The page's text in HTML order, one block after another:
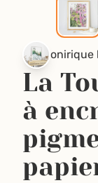
onirique
La
à